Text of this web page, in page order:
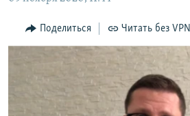
поиску
ИНТЕРАКТИВ
ИНФОГРАФИКА
СОВЕТЫ ПРАВОЗАЩИТНИКОВ
ПРОПАВШИЕ БЕЗ ВЕСТИ
РАДІО СВОБОДА
КАК ОБОЙТИ БЛОКИРОВКУ
Українською
Qırımtatar
Поделиться Читать без VPN